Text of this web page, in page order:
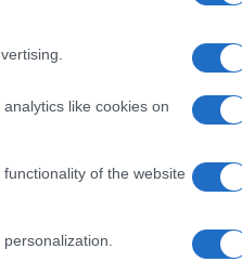
like cookies on
of the website